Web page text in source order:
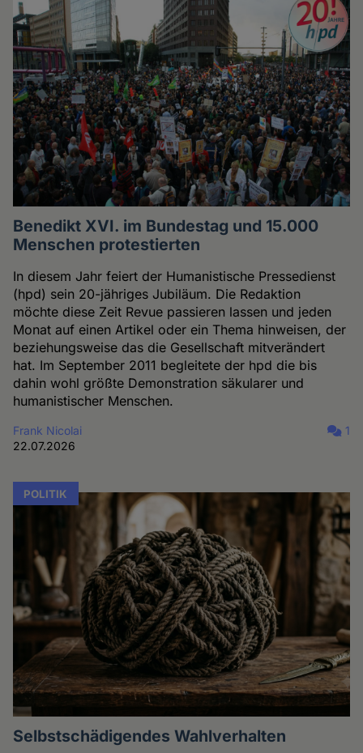
Benedikt XVI. im Bundestag und 15.000
Menschen protestierten
In diesem Jahr feiert der Humanistische Pressedienst
(hpd) sein 20-jähriges Jubiläum. Die Redaktion
möchte diese Zeit Revue passieren lassen und jeden
Monat auf einen Artikel oder ein Thema hinweisen, der
beziehungsweise das die Gesellschaft mitverändert
hat. Im September 2011 begleitete der hpd die bis
dahin wohl größte Demonstration säkularer und
humanistischer Menschen.
Frank Nicolai
22.07.2026
1
POLITIK
Selbstschädigendes Wahlverhalten